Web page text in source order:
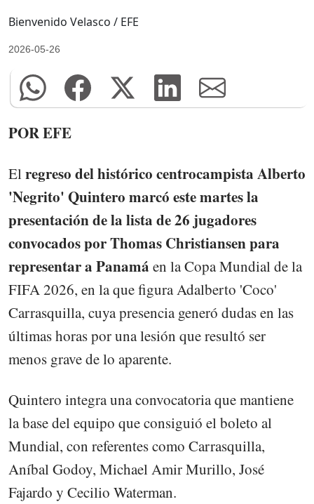
Bienvenido Velasco / EFE
2026-05-26
POR EFE
Elregreso del histórico centrocampista Alberto
'Negrito' Quintero marcó este martes la
presentación de la lista de 26 jugadores
convocados por Thomas Christiansen para
representar a Panamá en la Copa Mundial de la
FIFA 2026, en la que figura Adalberto 'Coco'
Carrasquilla, cuya presencia generó dudas en las
últimas horas por una lesión que resultó ser
menos grave de lo aparente.
Quintero integra una convocatoria que mantiene
la base del equipo que consiguió el boleto al
Mundial, con referentes como Carrasquilla,
Aníbal Godoy, Michael Amir Murillo, José
Fajardo y Cecilio Waterman.